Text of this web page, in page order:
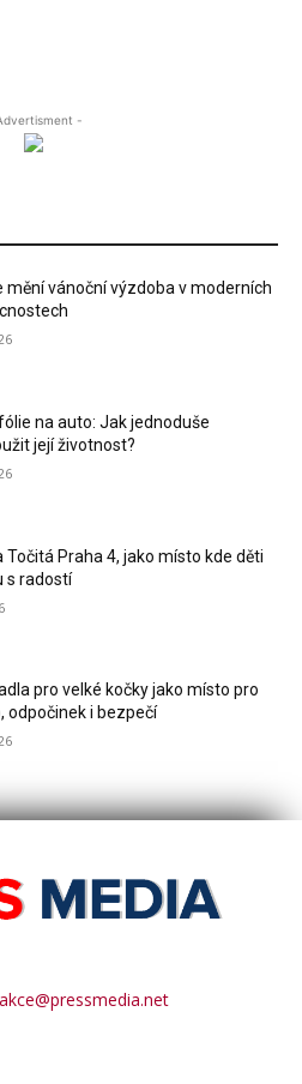
-
mění vánoční výzdoba v moderních
na auto: Jak jednoduše
její životnost?
Točitá Praha 4, jako místo kde děti
s radostí
pro velké kočky jako místo pro
odpočinek i bezpečí